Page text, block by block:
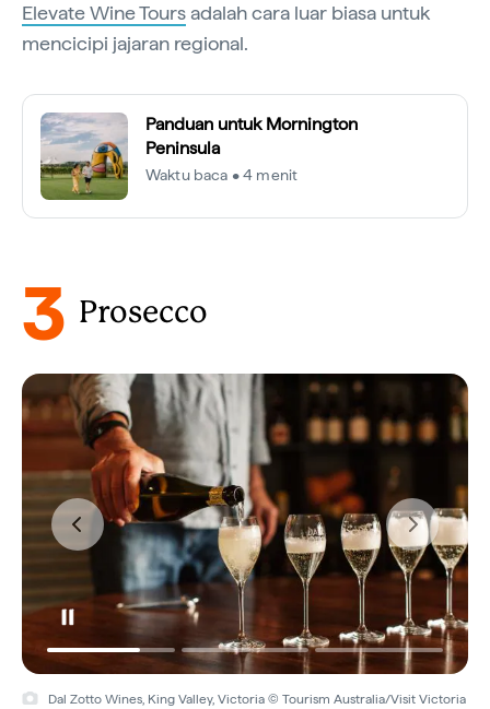
Elevate Wine Toursadalah cara luar biasa untuk
mencicipi jajaran regional.
Panduan untuk Mornington
Peninsula
Waktu baca • 4 menit
3 Prosecco
Dal Zotto Wines, King Valley, Victoria © Tourism Australia/Visit Victoria